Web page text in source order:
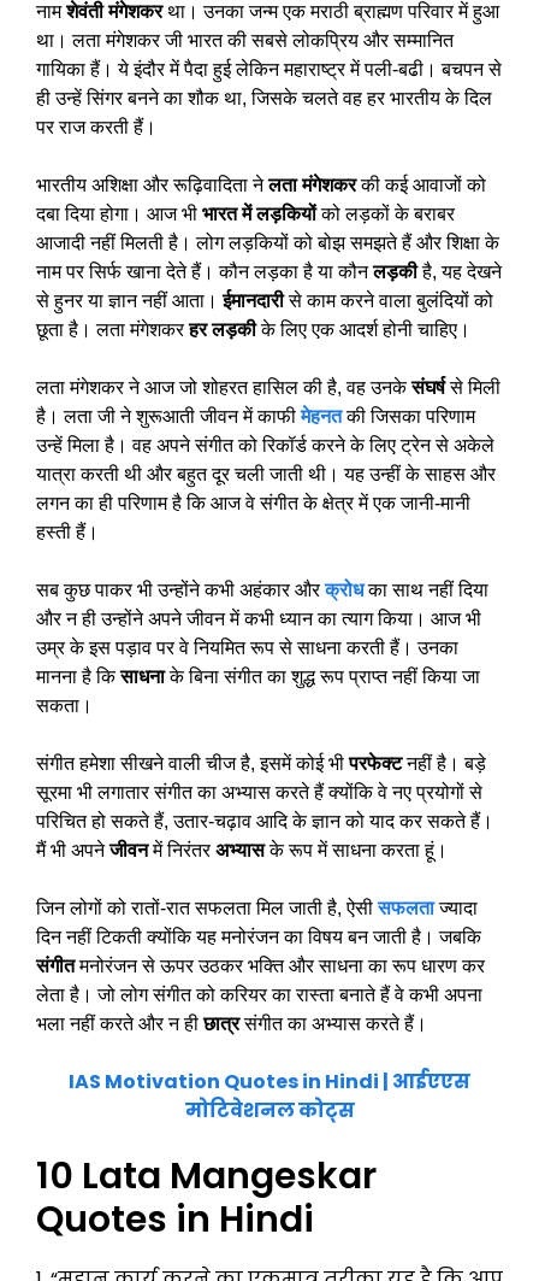
नामशेवंती मंगेशकरथा। उनका जन्म एक मराठी ब्राह्मण परिवार में हुआ
था। लता मंगेशकर जी भारत की सबसे लोकप्रिय और सम्मानित
गायिका हैं। ये इंदौर में पैदा हुई लेकिन महाराष्ट्र में पली-बढी। बचपन से
ही उन्हें सिंगर बनने का शौक था, जिसके चलते वह हर भारतीय के दिल
पर राज करती हैं।
भारतीय अशिक्षा और रूढ़िवादिता नेलता मंगेशकरकी कई आवाजों को
दबा दिया होगा। आज भी भारत में लड़कियोंको लड़कों के बराबर
आजादी नहीं मिलती है। लोग लड़कियों को बोझ समझते हैं और शिक्षा के
नाम पर सिर्फ खाना देते हैं। कौन लड़का है या कौनलड़कीहै, यह देखने
से हुनर ​​या ज्ञान नहीं आता।ईमानदारीसे काम करने वाला बुलंदियों को
छूता है। लता मंगेशकरहर लड़कीके लिए एक आदर्श होनी चाहिए।
लता मंगेशकर ने आज जो शोहरत हासिल की है, वह उनकेसंघर्षसे मिली
है। लता जी ने शुरूआती जीवन में काफीमेहनत की जिसका परिणाम
उन्हें मिला है। वह अपने संगीत को रिकॉर्ड करने के लिए ट्रेन से अकेले
यात्रा करती थी और बहुत दूर चली जाती थी। यह उन्हीं के साहस और
लगन का ही परिणाम है कि आज वे संगीत के क्षेत्र में एक जानी-मानी
हस्ती हैं।
सब कुछ पाकर भी उन्होंने कभी अहंकार औरक्रोध का साथ नहीं दिया
और न ही उन्होंने अपने जीवन में कभी ध्यान का त्याग किया। आज भी
उम्र के इस पड़ाव पर वे नियमित रूप से साधना करती हैं। उनका
मानना ​​है किसाधनाके बिना संगीत का शुद्ध रूप प्राप्त नहीं किया जा
सकता।
संगीत हमेशा सीखने वाली चीज है, इसमें कोई भीपरफेक्टनहीं है। बड़े
सूरमा भी लगातार संगीत का अभ्यास करते हैं क्योंकि वे नए प्रयोगों से
परिचित हो सकते हैं, उतार-चढ़ाव आदि के ज्ञान को याद कर सकते हैं।
मैं भी अपनेजीवनमें निरंतरअभ्यासके रूप में साधना करता हूं।
जिन लोगों को रातों-रात सफलता मिल जाती है, ऐसीसफलता ज्यादा
दिन नहीं टिकती क्योंकि यह मनोरंजन का विषय बन जाती है। जबकि
संगीतमनोरंजन से ऊपर उठकर भक्ति और साधना का रूप धारण कर
लेता है। जो लोग संगीत को करियर का रास्ता बनाते हैं वे कभी अपना
भला नहीं करते और न हीछात्रसंगीत का अभ्यास करते हैं।
IAS Motivation Quotes in Hindi | आईएएस
मोटिवेशनल कोट्स
10 Lata Mangeskar
Quotes in Hindi